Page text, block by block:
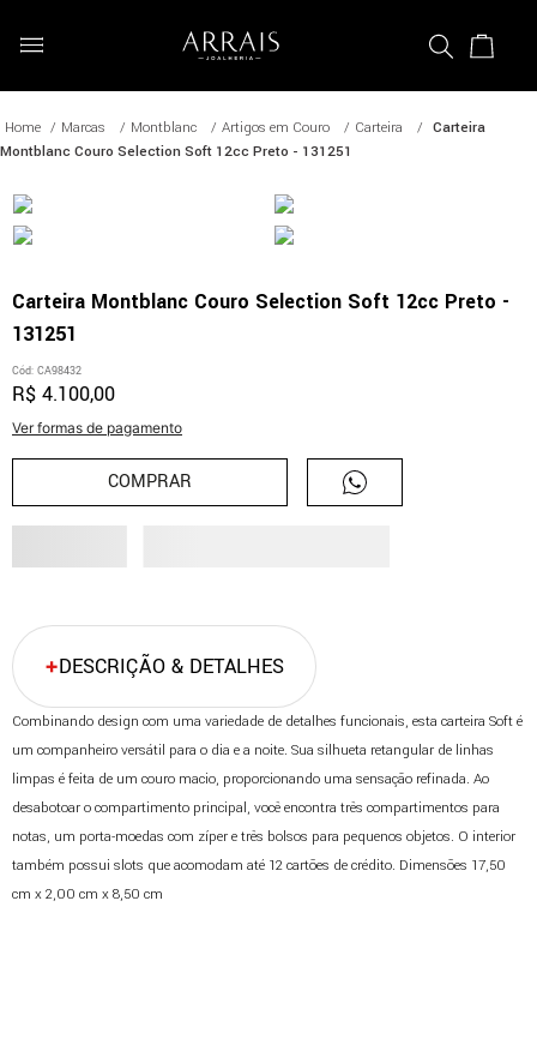
Marcas Montblanc Artigos em Couro Carteira
Carteira
Montblanc Couro Selection Soft 12cc Preto - 131251
Carteira Montblanc Couro Selection Soft 12cc Preto -
131251
Cód: CA98432
R$ 4.100,00
Ver formas de pagamento
COMPRAR
DESCRIÇÃO & DETALHES
Combinando design com uma variedade de detalhes funcionais, esta carteira Soft é
um companheiro versátil para o dia e a noite. Sua silhueta retangular de linhas
limpas é feita de um couro macio, proporcionando uma sensação refinada. Ao
desabotoar o compartimento principal, você encontra três compartimentos para
notas, um porta-moedas com zíper e três bolsos para pequenos objetos. O interior
também possui slots que acomodam até 12 cartões de crédito. Dimensões 17,50
cm x 2,00 cm x 8,50 cm